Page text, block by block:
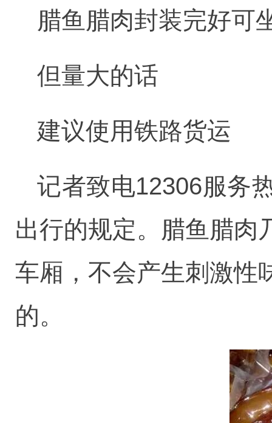
腊鱼腊肉封装完好可
但量大的话
建议使用铁路货运
记者致电12306服务
出行的规定。腊鱼腊肉
车厢，不会产生刺激性
的。